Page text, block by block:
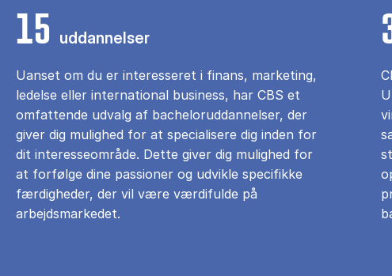
15 uddannelser
Uanset om du er interesseret i finans, marketing,
ledelse eller international business, har CBS et
omfattende udvalg af bacheloruddannelser, der
giver dig mulighed for at specialisere dig inden for
dit interesseområde. Dette giver dig mulighed for
at forfølge dine passioner og udvikle specifikke
færdigheder, der vil være værdifulde på
arbejdsmarkedet.